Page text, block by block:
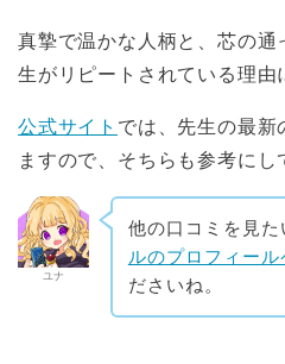
真摯で温かな人柄と、芯の通
生がリピートされている理由
公式サイト では、先生の最新
ますので、そちらも参考にし
ユナ
他の口コミを見た
ルのプロフィール
ださいね。